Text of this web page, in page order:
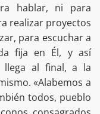
hablar, ni para
realizar proyectos
para escuchar a
fija en Él, y así
llega al final, a la
«Alabemos a
todos, pueblo